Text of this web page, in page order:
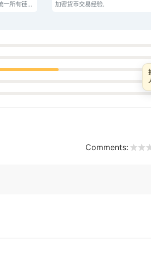
一个去中心化的跨链交换和借贷平台，旨在连接和统一所有链上流动性。 加密货币交易经验.
Comments: